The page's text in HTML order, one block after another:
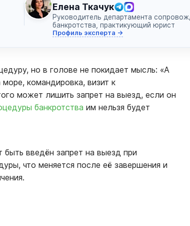
Елена Ткачук
Руководитель департамента
банкротства, практикующий юрист
Профиль эксперта →
но в голове не покидает мысль: «А
командировка, визит к
может лишить запрет на выезд, если он
банкротства им нельзя будет
введён запрет на выезд при
что меняется после её завершения и